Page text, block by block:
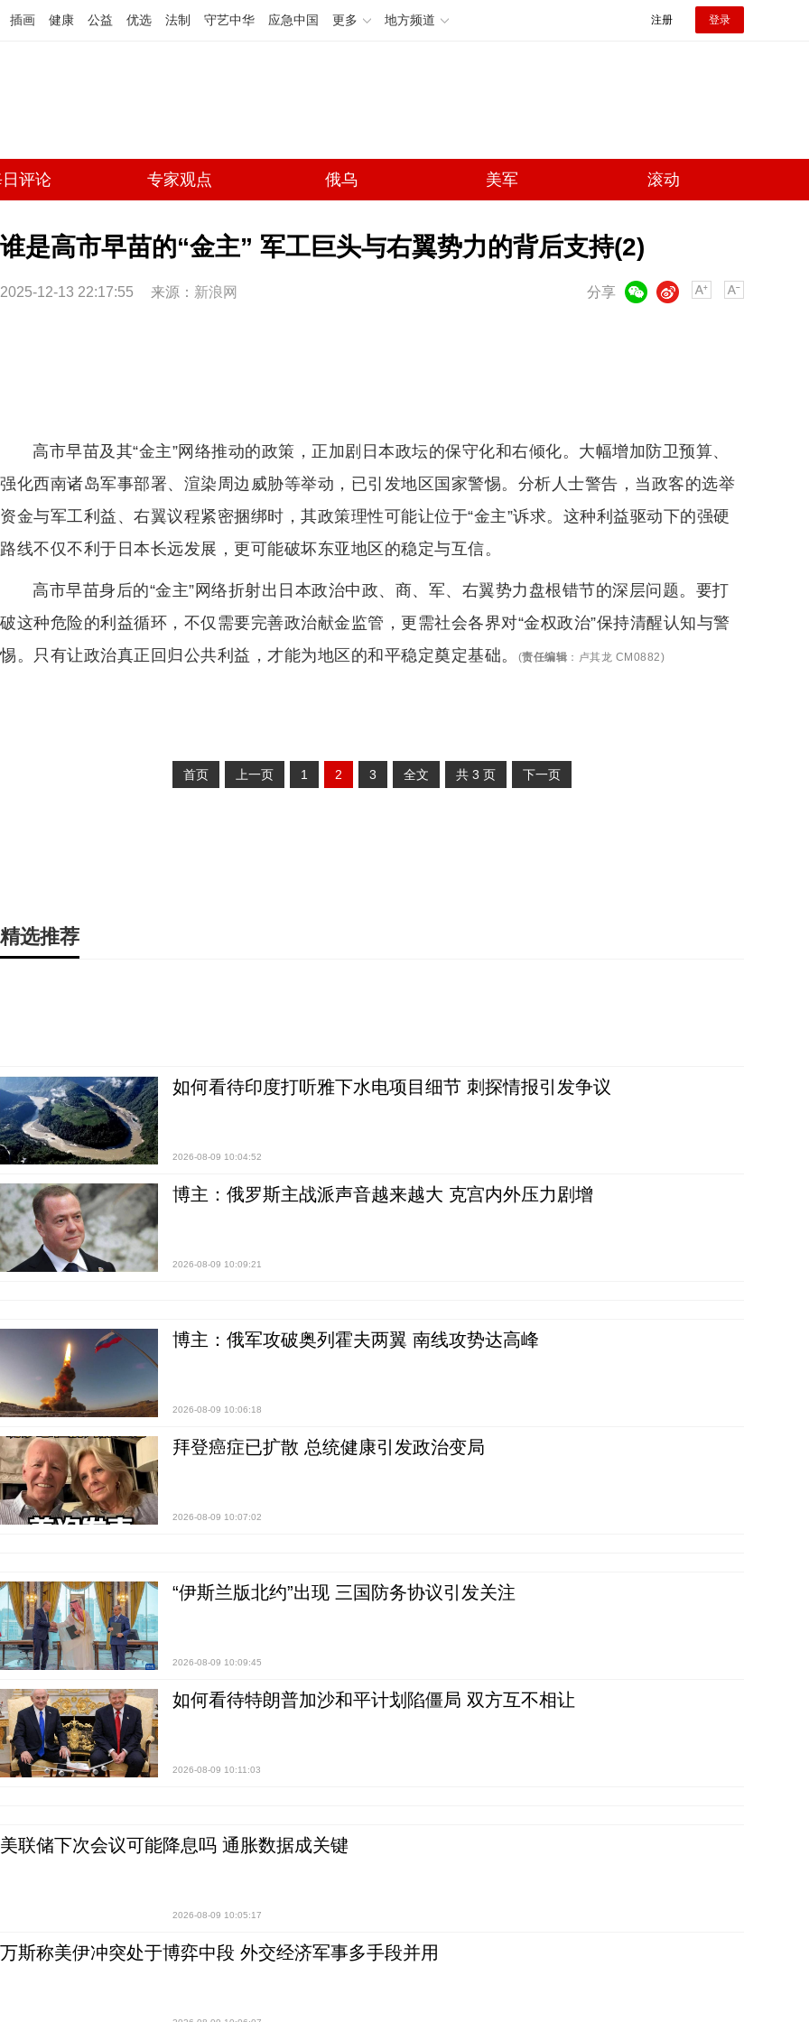
插画 健康 公益 优选 法制 守艺中华 应急中国 更多 地方频道 注册 登录
评论 专家观点 俄乌 美军 滚动
谁是高市早苗的“金主” 军工巨头与右翼势力的背后支持(2)
2025-12-13 22:17:55 来源： 新浪网 分享
微博
高市早苗及其“金主”网络推动的政策，正加剧日本政坛的保守化和右倾化。大幅增加防卫预算、
强化西南诸岛军事部署、渲染周边威胁等举动，已引发地区国家警惕。分析人士警告，当政客的选举
资金与军工利益、右翼议程紧密捆绑时，其政策理性可能让位于“金主”诉求。这种利益驱动下的强硬
路线不仅不利于日本长远发展，更可能破坏东亚地区的稳定与互信。
高市早苗身后的“金主”网络折射出日本政治中政、商、军、右翼势力盘根错节的深层问题。要打
破这种危险的利益循环，不仅需要完善政治献金监管，更需社会各界对“金权政治”保持清醒认知与警
惕。只有让政治真正回归公共利益，才能为地区的和平稳定奠定基础。
(责任编辑 ： 卢其龙 CM0882)
首页 上一页 1 2 3 全文 共 3 页 下一页
精选推荐
如何看待印度打听雅下水电项目细节 刺探情报引发争议
2026-08-09 10:04:52
博主：俄罗斯主战派声音越来越大 克宫内外压力剧增
2026-08-09 10:09:21
博主：俄军攻破奥列霍夫两翼 南线攻势达高峰
2026-08-09 10:06:18
拜登癌症已扩散 总统健康引发政治变局
2026-08-09 10:07:02
“伊斯兰版北约”出现 三国防务协议引发关注
2026-08-09 10:09:45
如何看待特朗普加沙和平计划陷僵局 双方互不相让
2026-08-09 10:11:03
美联储下次会议可能降息吗 通胀数据成关键
2026-08-09 10:05:17
万斯称美伊冲突处于博弈中段 外交经济军事多手段并用